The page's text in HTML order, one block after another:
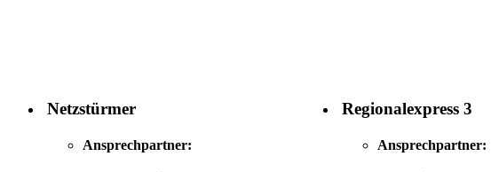
Netzstürmer
Ansprechpartner:
Regionalexpress 3
Ansprechpartner: